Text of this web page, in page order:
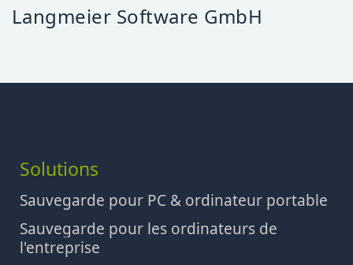
Langmeier Software GmbH
Solutions
Sauvegarde pour PC & ordinateur portable
Sauvegarde pour les ordinateurs de
l'entreprise